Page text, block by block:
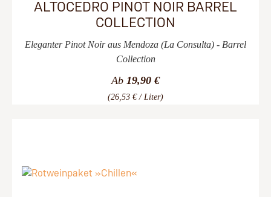
ALTOCEDRO PINOT NOIR BARREL
COLLECTION
Eleganter Pinot Noir aus Mendoza (La Consulta) - Barrel
Collection
Ab 19,90 €
(26,53 € / Liter)